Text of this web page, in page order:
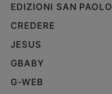
EDIZIONI SAN PAOLO
CREDERE
JESUS
GBABY
G-WEB